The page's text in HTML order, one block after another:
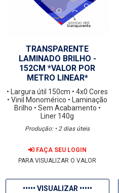
TRANSPARENTE
LAMINADO BRILHO -
152CM *VALOR POR
METRO LINEAR*
• Largura útil 150cm • 4x0 Cores
• Vinil Monomérico • Laminação
Brilho • Sem Acabamento •
Liner 140g
Produção: • 2 dias úteis
FAÇA SEU LOGIN
PARA VISUALIZAR O VALOR
••••• VISUALIZAR •••••